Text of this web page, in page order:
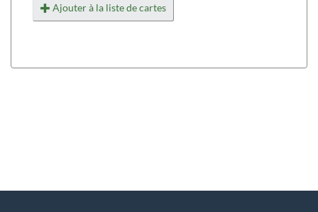
Ajouter à la liste de cartes
D